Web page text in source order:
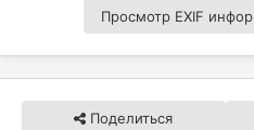
Просмотр EXIF
Поделиться